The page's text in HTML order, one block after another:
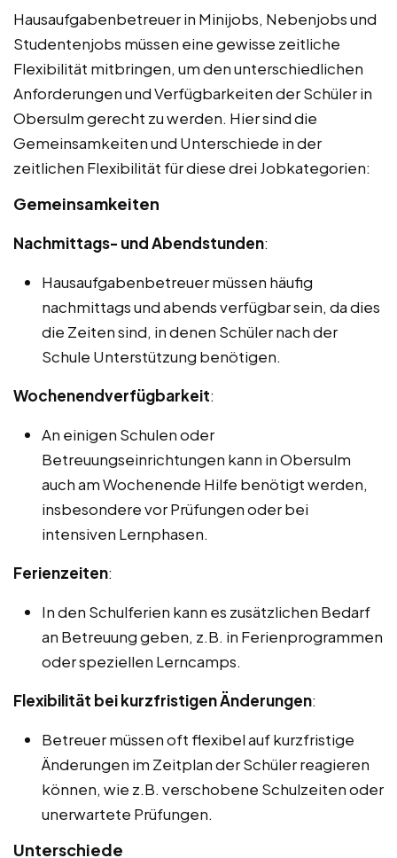
Hausaufgabenbetreuer in Minijobs, Nebenjobs und
Studentenjobs müssen eine gewisse zeitliche
Flexibilität mitbringen, um den unterschiedlichen
Anforderungen und Verfügbarkeiten der Schüler in
Obersulm gerecht zu werden. Hier sind die
Gemeinsamkeiten und Unterschiede in der
zeitlichen Flexibilität für diese drei Jobkategorien:
Gemeinsamkeiten
Nachmittags- und Abendstunden:
Hausaufgabenbetreuer müssen häufig
nachmittags und abends verfügbar sein, da dies
die Zeiten sind, in denen Schüler nach der
Schule Unterstützung benötigen.
Wochenendverfügbarkeit:
An einigen Schulen oder
Betreuungseinrichtungen kann in Obersulm
auch am Wochenende Hilfe benötigt werden,
insbesondere vor Prüfungen oder bei
intensiven Lernphasen.
Ferienzeiten:
In den Schulferien kann es zusätzlichen Bedarf
an Betreuung geben, z.B. in Ferienprogrammen
oder speziellen Lerncamps.
Flexibilität bei kurzfristigen Änderungen:
Betreuer müssen oft flexibel auf kurzfristige
Änderungen im Zeitplan der Schüler reagieren
können, wie z.B. verschobene Schulzeiten oder
unerwartete Prüfungen.
Unterschiede